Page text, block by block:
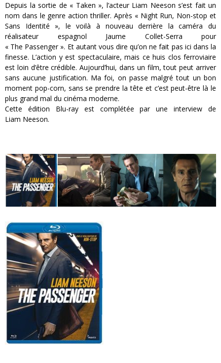
Depuis la sortie de « Taken », l’acteur Liam Neeson s’est fait un
nom dans le genre action thriller. Après « Night Run, Non-stop et
Sans Identité », le voilà à nouveau derrière la caméra du
réalisateur espagnol Jaume Collet-Serra pour
« The Passenger ». Et autant vous dire qu’on ne fait pas ici dans la
finesse. L’action y est spectaculaire, mais ce huis clos ferroviaire
est loin d’être crédible. Aujourd’hui, dans un film, tout peut arriver
sans aucune justification. Ma foi, on passe malgré tout un bon
moment pop-corn, sans se prendre la tête et c’est peut-être là le
plus grand mal du cinéma moderne.
Cette édition Blu-ray est complétée par une interview de
Liam Neeson.